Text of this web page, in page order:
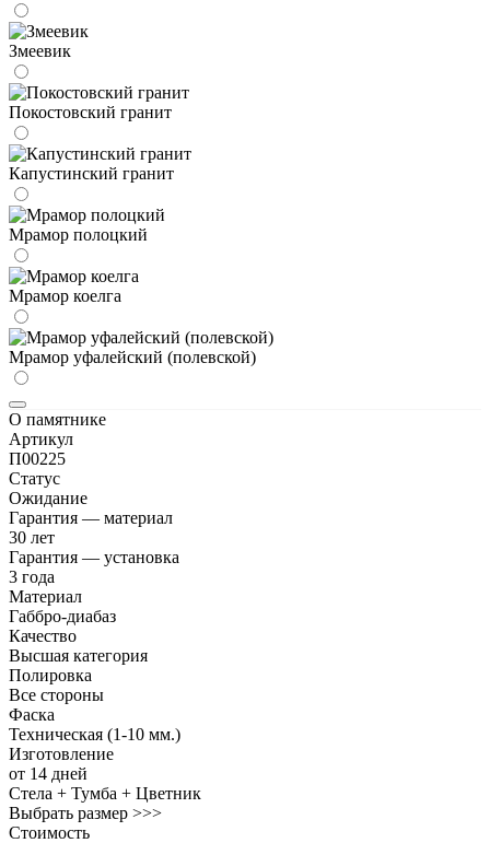
Змеевик
Покостовский гранит
Капустинский гранит
Мрамор полоцкий
Мрамор коелга
Мрамор уфалейский (полевской)
О памятнике
Артикул
П00225
Статус
Ожидание
Гарантия — материал
30 лет
Гарантия — установка
3 года
Материал
Габбро-диабаз
Качество
Высшая категория
Полировка
Все стороны
Фаска
Техническая (1-10 мм.)
Изготовление
от 14 дней
Стела + Тумба + Цветник
Выбрать размер >>>
Стоимость